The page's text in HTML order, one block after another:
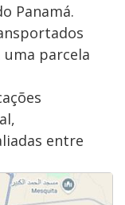
Panamá.
parcela
entre